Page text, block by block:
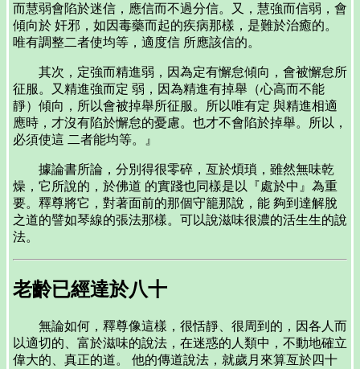
而慧弱會陷於迷信，應信而不過分信。又，慧強而信弱，會
傾向於 奸邪，如因毒藥而起的疾病那樣，是難於治癒的。
唯有調整二者使均等，適度信 所應該信的。
其次，定強而精進弱，因為定有懈怠傾向，會被懈怠所
征服。又精進強而定 弱，因為精進有掉舉（心高而不能
靜）傾向，所以會被掉舉所征服。所以唯有定 與精進相適
應時，才沒有陷於懈怠的憂慮。也才不會陷於掉舉。所以，
必須使這 二者能均等。』
據論書所論，分別得很零碎，亙於煩瑣，雖然無味乾
燥，它所說的，於佛道 的實踐也同樣是以『處於中』為重
要。釋尊將它，對著面前的那個守籠那說，能 夠到達解脫
之道的譬如琴線的張法那樣。可以說滋味很濃的活生生的說
法。
老齡已經達於八十
無論如何，釋尊像這樣，很恬靜、很周到的，因各人而
以適切的、富於滋味的說法，在迷惑的人類中，不動地確立
偉大的、真正的道。 他的傳道說法，就歲月來算亙於四十